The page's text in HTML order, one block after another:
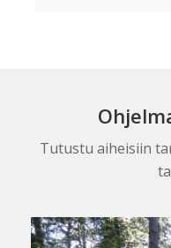
Tutustu aiheisiin